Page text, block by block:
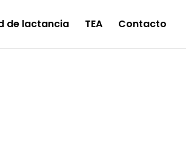
de lactancia TEA Contacto